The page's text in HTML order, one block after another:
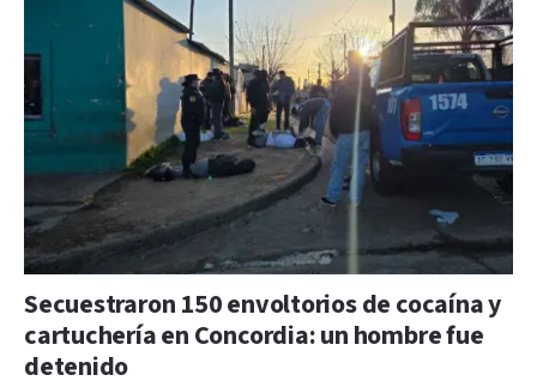
Secuestraron 150 envoltorios de cocaína y
cartuchería en Concordia: un hombre fue
detenido